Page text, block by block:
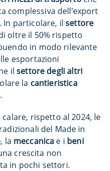
complessiva dell’export
In particolare, ilsettore
oltre il 50% rispetto
in modo rilevante
esportazioni
ilsettore degli altri
la cantieristica
rispetto al 2024, le
del Made in
, la meccanica e i beni
crescita non
in pochi settori.